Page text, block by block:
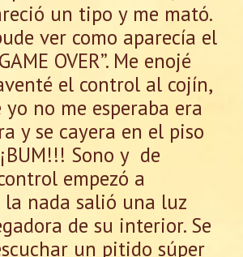
un tipo y me mató.
ver como aparecía el
OVER”. Me enojé
el control al cojín,
no me esperaba era
y se cayera en el piso
Sono y de
empezó a
la nada salió una luz
de su interior. Se
un pitido súper